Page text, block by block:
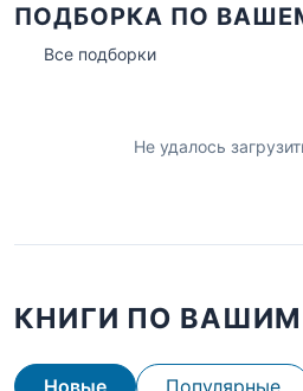
ПОДБОРКА ПО
Все подборки
Не удалось
КНИГИ ПО
Новые Популярные